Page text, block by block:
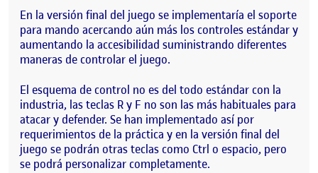
En la versión final del juego se implementaría el soporte
para mando acercando aún más los controles estándar y
aumentando la accesibilidad suministrando diferentes
maneras de controlar el juego.
El esquema de control no es del todo estándar con la
industria, las teclas R y F no son las más habituales para
atacar y defender. Se han implementado así por
requerimientos de la práctica y en la versión final del
juego se podrán otras teclas como Ctrl o espacio, pero
se podrá personalizar completamente.